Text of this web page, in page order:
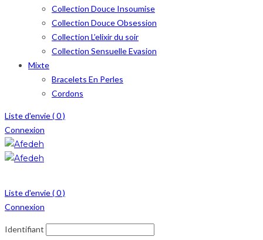
Collection Douce Insoumise
Collection Douce Obsession
Collection L’elixir du soir
Collection Sensuelle Evasion
Mixte
Bracelets En Perles
Cordons
Liste d'envie (0)
Connexion
Liste d'envie (0)
Connexion
Identifiant